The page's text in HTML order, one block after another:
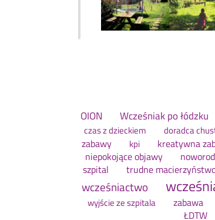
OION Wcześniak po łódzku
czas z dzieckiem doradca
zabawy
kpi kreatywna
niepokojące objawy
szpital trudne
wcześniactwo
wyjście ze szpitala zabawa
ŁDTW